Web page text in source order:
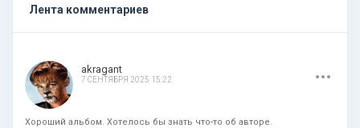
Лента комментариев
akragant
7 СЕНТЯБРЯ 2025 15:22 ...
Хороший альбом. Хотелось бы знать что-то об авторе.